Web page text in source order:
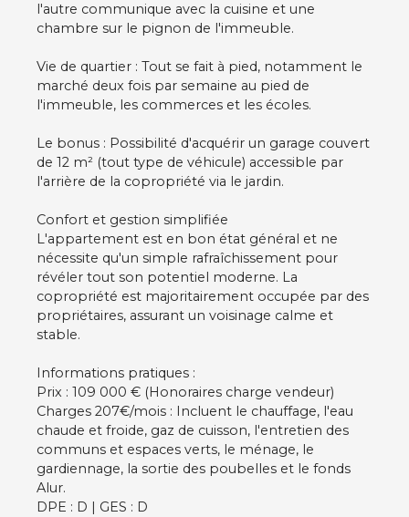
l'autre communique avec la cuisine et une
chambre sur le pignon de l'immeuble.
Vie de quartier : Tout se fait à pied, notamment le
marché deux fois par semaine au pied de
l'immeuble, les commerces et les écoles.
Le bonus : Possibilité d'acquérir un garage couvert
de 12 m² (tout type de véhicule) accessible par
l'arrière de la copropriété via le jardin.
Confort et gestion simplifiée
L'appartement est en bon état général et ne
nécessite qu'un simple rafraîchissement pour
révéler tout son potentiel moderne. La
copropriété est majoritairement occupée par des
propriétaires, assurant un voisinage calme et
stable.
Informations pratiques :
Prix : 109 000 € (Honoraires charge vendeur)
Charges 207€/mois : Incluent le chauffage, l'eau
chaude et froide, gaz de cuisson, l'entretien des
communs et espaces verts, le ménage, le
gardiennage, la sortie des poubelles et le fonds
Alur.
DPE : D | GES : D